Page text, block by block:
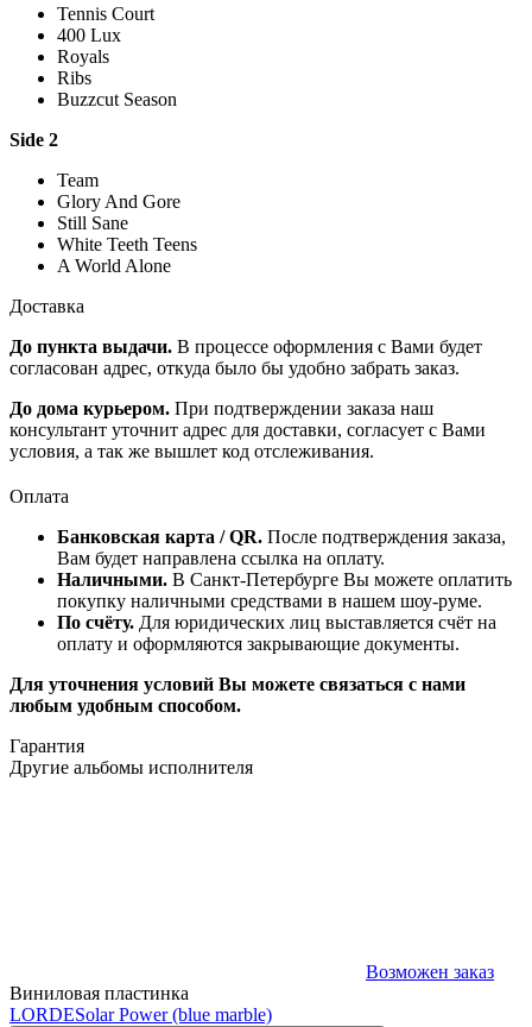
Tennis Court
400 Lux
Royals
Ribs
Buzzcut Season
Side 2
Team
Glory And Gore
Still Sane
White Teeth Teens
A World Alone
Доставка
До пункта выдачи. В процессе оформления с Вами будет
согласован адрес, откуда было бы удобно забрать заказ.
До дома курьером. При подтверждении заказа наш
консультант уточнит адрес для доставки, согласует с Вами
условия, а так же вышлет код отслеживания.
Оплата
Банковская карта / QR. После подтверждения заказа,
Вам будет направлена ссылка на оплату.
Наличными. В Санкт-Петербурге Вы можете оплатить
покупку наличными средствами в нашем шоу-руме.
По счёту. Для юридических лиц выставляется счёт на
оплату и оформляются закрывающие документы.
Для уточнения условий Вы можете связаться с нами
любым удобным способом.
Гарантия
Другие альбомы исполнителя
Возможен заказ
Виниловая пластинка
LORDESolar Power (blue marble)